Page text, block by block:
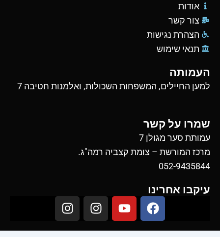
אודות
צור קשר
הצהרת נגישות
תנאי שימוש
העמותה
למען החיילים, המשפחות השכולות, ואלמנות חטיבה 7
שמרו על קשר
עמותת סער מגולן 7
מרכז המורשת – צומת קצביה רמה"ג.
052-9435844
עיקבו אחרינו
F
a
c
Y
o
u
I
n
s
I
n
s